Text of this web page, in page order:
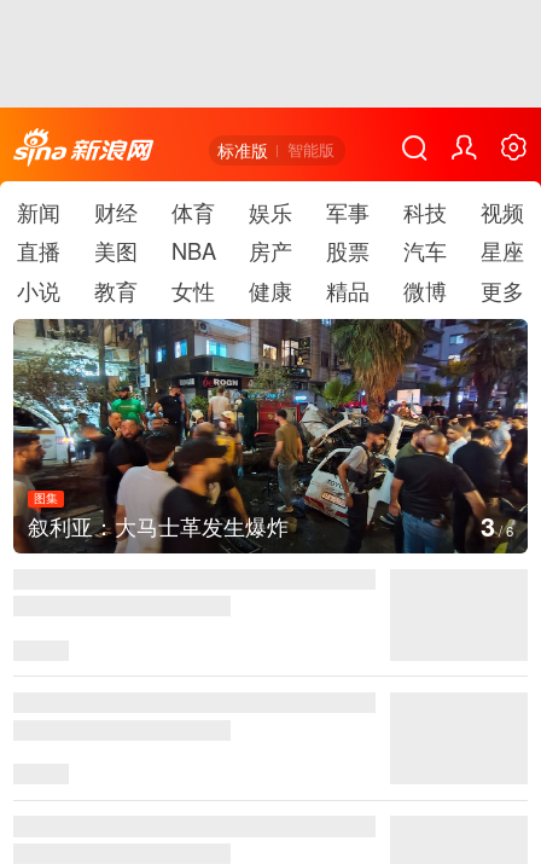
标准版 智能版
新闻 财经 体育 娱乐 军事 科技
视频
直播
美图 NBA 房产 股票 汽车
星座
小说
教育 女性 健康 精品 微博 更多
图集
叙利亚：大马士革发生爆炸 4/6